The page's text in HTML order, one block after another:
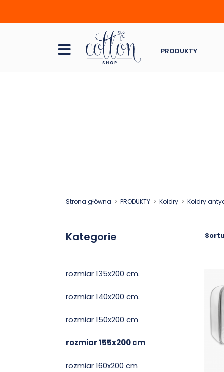
PRODUKTY
Strona główna PRODUKTY Kołdry Kołdry
Kategorie
rozmiar 135x200 cm.
rozmiar 140x200 cm.
rozmiar 150x200 cm
rozmiar 155x200 cm
rozmiar 160x200 cm